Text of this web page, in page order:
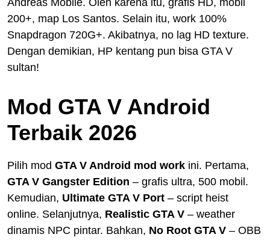
Andreas Mobile. Oleh karena itu, grafis HD, mobil
200+, map Los Santos. Selain itu, work 100%
Snapdragon 720G+. Akibatnya, no lag HD texture.
Dengan demikian, HP kentang pun bisa GTA V
sultan!
Mod GTA V Android
Terbaik 2026
Pilih mod GTA V Android mod work ini. Pertama,
GTA V Gangster Edition – grafis ultra, 500 mobil.
Kemudian, Ultimate GTA V Port – script heist
online. Selanjutnya, Realistic GTA V – weather
dinamis NPC pintar. Bahkan, No Root GTA V – OBB